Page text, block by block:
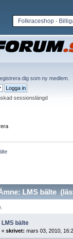
Folkraceshop -
dig som ny medlem
sessionslängd
LMS bälte
LMS bälte
« skrivet: mars 03, 2010,